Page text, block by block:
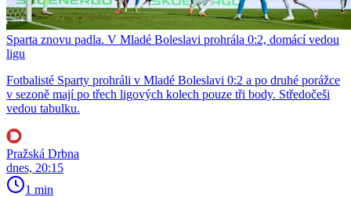
Sparta znovu padla. V Mladé Boleslavi prohrála 0:2, domácí vedou
ligu
Fotbalisté Sparty prohráli v Mladé Boleslavi 0:2 a po druhé porážce
v sezoně mají po třech ligových kolech pouze tři body. Středočeši
vedou tabulku.
Pražská Drbna
dnes, 20:15
1 min